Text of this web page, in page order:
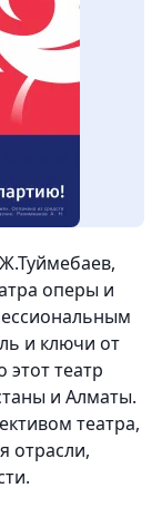
оперы и
и ключи от
этот театр
и Алматы.
театра,
отрасли,